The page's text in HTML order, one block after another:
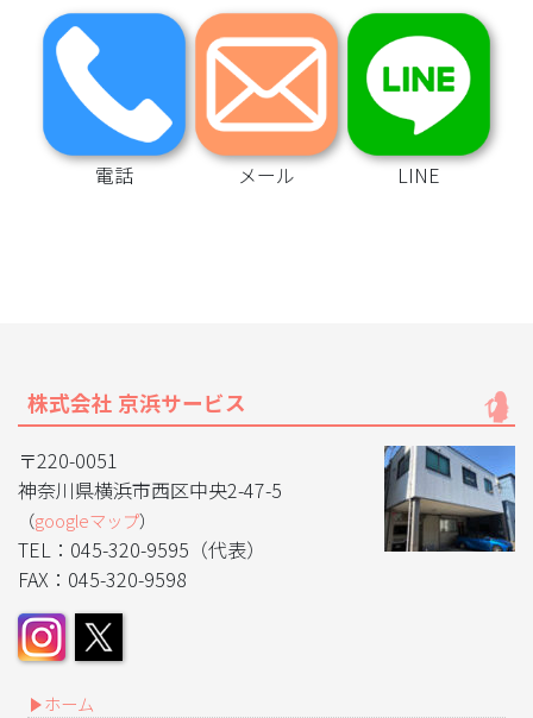
電話 メール LINE
株式会社 京浜サービス
〒220-0051
神奈川県横浜市西区中央2-47-5
（googleマップ）
TEL：045-320-9595（代表）
FAX：045-320-9598
ホーム